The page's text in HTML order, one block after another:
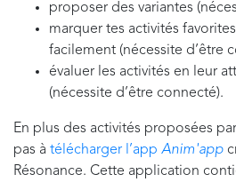
proposer des variantes
marquer tes activités
facilement (nécessite d’être
évaluer les activités en leur
(nécessite d’être connecté).
En plus des activités proposées
pas à télécharger l’app Anim'app
Résonance. Cette application